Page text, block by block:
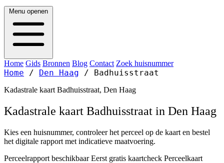
Menu openen
Home Gids Bronnen Blog Contact Zoek huisnummer
Home / Den Haag / Badhuisstraat
Kadastrale kaart Badhuisstraat, Den Haag
Kadastrale kaart Badhuisstraat in Den Haag
Kies een huisnummer, controleer het perceel op de kaart en bestel
het digitale rapport met indicatieve maatvoering.
Perceelrapport beschikbaar Eerst gratis kaartcheck Perceelkaart